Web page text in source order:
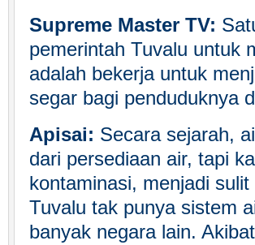
Supreme Master TV:
pemerintah Tuvalu untuk
adalah bekerja untuk
segar bagi penduduknya
Apisai: Secara sejarah,
dari persediaan air, tapi
kontaminasi, menjadi
Tuvalu tak punya sistem
banyak negara lain.